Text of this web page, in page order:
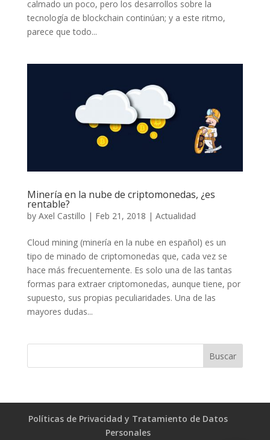
calmado un poco, pero los desarrollos sobre la
tecnología de blockchain continúan; y a este ritmo,
parece que todo...
Minería en la nube de criptomonedas, ¿es
rentable?
by Axel Castillo | Feb 21, 2018 | Actualidad
Cloud mining (minería en la nube en español) es un
tipo de minado de criptomonedas que, cada vez se
hace más frecuentemente. Es solo una de las tantas
formas para extraer criptomonedas, aunque tiene, por
supuesto, sus propias peculiaridades. Una de las
mayores dudas...
Políticas de Privacidad y Tratamiento de Datos
Personales